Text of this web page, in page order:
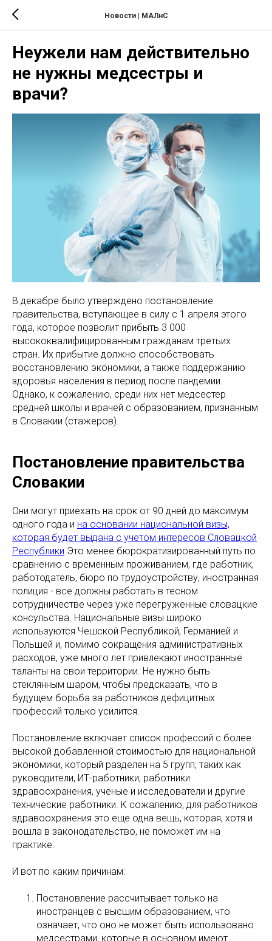
Новости | МАЛнС
Неужели нам действительно
не нужны медсестры и
врачи?
В декабре было утверждено постановление
правительства, вступающее в силу с 1 апреля этого
года, которое позволит прибыть 3 000
высококвалифицированным гражданам третьих
стран. Их прибытие должно способствовать
восстановлению экономики, а также поддержанию
здоровья населения в период после пандемии.
Однако, к сожалению, среди них нет медсестер
средней школы и врачей с образованием, признанным
в Словакии (стажеров).
Постановление правительства
Словакии
Они могут приехать на срок от 90 дней до максимум
одного года и на основании национальной визы,
которая будет выдана с учетом интересов Словацкой
Республики Это менее бюрократизированный путь по
сравнению с временным проживанием, где работник,
работодатель, бюро по трудоустройству, иностранная
полиция - все должны работать в тесном
сотрудничестве через уже перегруженные словацкие
консульства. Национальные визы широко
используются Чешской Республикой, Германией и
Польшей и, помимо сокращения административных
расходов, уже много лет привлекают иностранные
таланты на свои территории. Не нужно быть
стеклянным шаром, чтобы предсказать, что в
будущем борьба за работников дефицитных
профессий только усилится.
Постановление включает список профессий с более
высокой добавленной стоимостью для национальной
экономики, который разделен на 5 групп, таких как
руководители, ИТ-работники, работники
здравоохранения, ученые и исследователи и другие
технические работники. К сожалению, для работников
здравоохранения это еще одна вещь, которая, хотя и
вошла в законодательство, не поможет им на
практике.
И вот по каким причинам:
Постановление рассчитывает только на
иностранцев с высшим образованием, что
означает, что оно не может быть использовано
медсестрами, которые в основном имеют